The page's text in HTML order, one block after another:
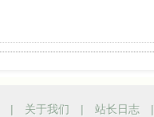
| 关于我们 | 站长日志